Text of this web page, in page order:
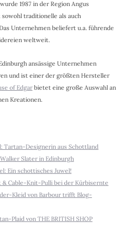
wurde 1987 in der Region Angus
traditionelle als auch
Unternehmen beliefert u.a. führende
weltweit.
ansässige Unternehmen
und ist einer der größten Hersteller
of Edgarbietet eine große Auswahl an
Kreationen.
Tartan-Designerin aus Schottland
Slater in Edinburgh
Ein schottisches Juwel!
Cable-Knit-Pulli bei der Kürbisernte
Kleid von Barbour trifft Blog-
Plaid von THE BRITISH SHOP